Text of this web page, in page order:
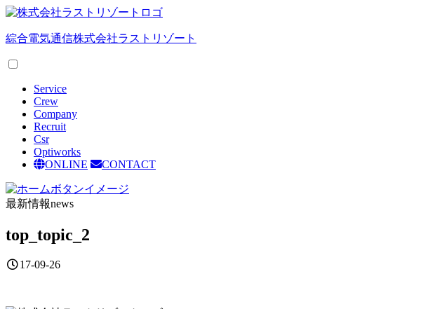
綜合電気通信株式会社ラストリゾート
Service
Crew
Company
Recruit
Csr
Optiworks
ONLINE
CONTACT
最新情報news
top_topic_2
17-09-26